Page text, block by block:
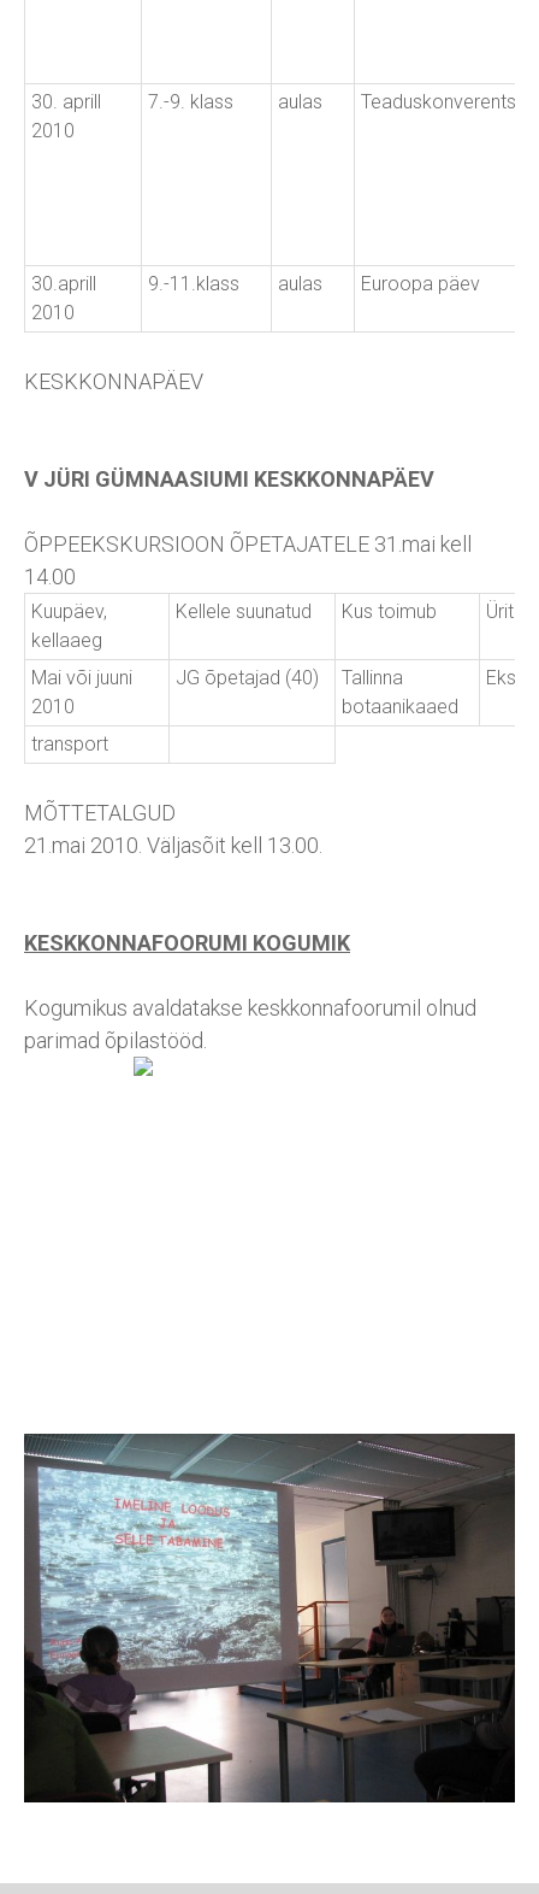
30. aprill
2010
7.-9. klass aulas Teaduskonverents
30.aprill
2010
9.-11.klass aulas Euroopa päev
KESKKONNAPÄEV
V JÜRI GÜMNAASIUMI KESKKONNAPÄEV
ÕPPEEKSKURSIOON ÕPETAJATELE 31.mai kell
14.00
Kuupäev,
kellaaeg
Kellele suunatud Kus toimub
Mai või juuni
2010
JG õpetajad (40)
Tallinna
botaanikaaed
transport
MÕTTETALGUD
21.mai 2010. Väljasõit kell 13.00.
KESKKONNAFOORUMI KOGUMIK
Kogumikus avaldatakse keskkonnafoorumil olnud
parimad õpilastööd.